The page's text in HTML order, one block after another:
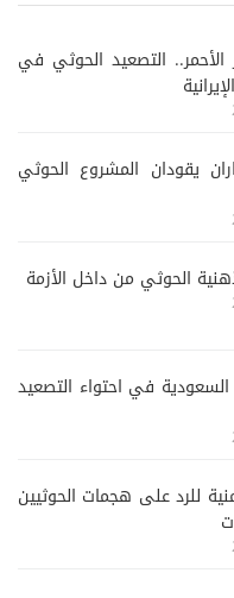
التصعيد الحوثي في
يقودان المشروع الحوثي
ذهنية الحوثي من داخل الأزمة
في احتواء التصعيد
للرد على هجمات الحوثيين